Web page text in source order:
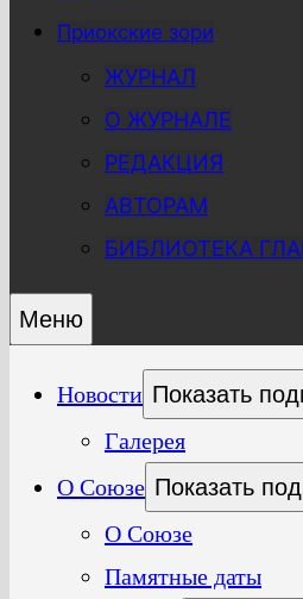
Приокские зори
ЖУРНАЛ
О ЖУРНАЛЕ
РЕДАКЦИЯ
АВТОРАМ
БИБЛИОТЕКА
Меню
Новости Показать
Галерея
О Союзе Показать
О Союзе
Памятные даты